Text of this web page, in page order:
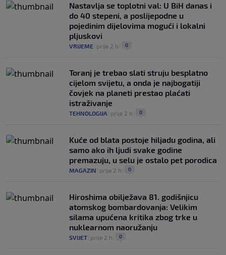
Nastavlja se toplotni val: U BiH danas i
do 40 stepeni, a poslijepodne u
pojedinim dijelovima mogući i lokalni
pljuskovi
VRIJEME prije 2 h 0
Toranj je trebao slati struju besplatno
cijelom svijetu, a onda je najbogatiji
čovjek na planeti prestao plaćati
istraživanje
TEHNOLOGIJA prije 2 h 0
Kuće od blata postoje hiljadu godina, ali
samo ako ih ljudi svake godine
premazuju, u selu je ostalo pet porodica
MAGAZIN prije 2 h 0
Hiroshima obilježava 81. godišnjicu
atomskog bombardovanja: Velikim
silama upućena kritika zbog trke u
nuklearnom naoružanju
SVIJET prije 2 h 0